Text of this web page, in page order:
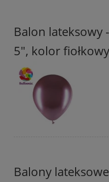
Balon lateksowy
5", kolor
Balony